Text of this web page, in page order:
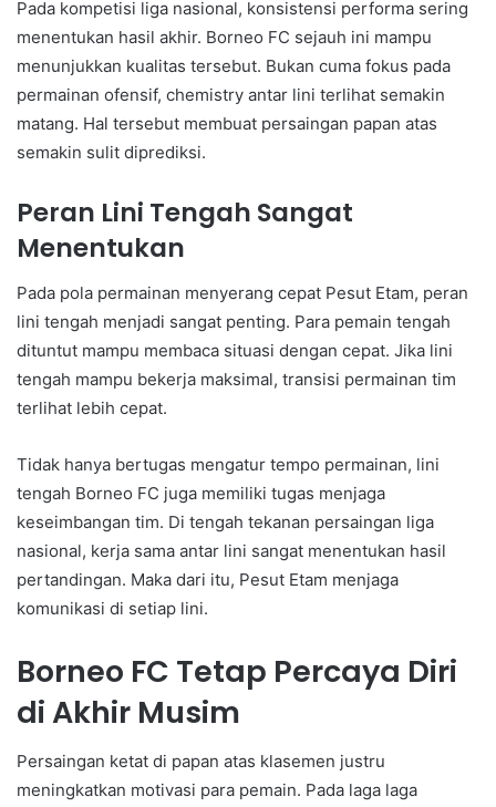
Pada kompetisi liga nasional, konsistensi performa sering
menentukan hasil akhir. Borneo FC sejauh ini mampu
menunjukkan kualitas tersebut. Bukan cuma fokus pada
permainan ofensif, chemistry antar lini terlihat semakin
matang. Hal tersebut membuat persaingan papan atas
semakin sulit diprediksi.
Peran Lini Tengah Sangat
Menentukan
Pada pola permainan menyerang cepat Pesut Etam, peran
lini tengah menjadi sangat penting. Para pemain tengah
dituntut mampu membaca situasi dengan cepat. Jika lini
tengah mampu bekerja maksimal, transisi permainan tim
terlihat lebih cepat.
Tidak hanya bertugas mengatur tempo permainan, lini
tengah Borneo FC juga memiliki tugas menjaga
keseimbangan tim. Di tengah tekanan persaingan liga
nasional, kerja sama antar lini sangat menentukan hasil
pertandingan. Maka dari itu, Pesut Etam menjaga
komunikasi di setiap lini.
Borneo FC Tetap Percaya Diri
di Akhir Musim
Persaingan ketat di papan atas klasemen justru
meningkatkan motivasi para pemain. Pada laga laga